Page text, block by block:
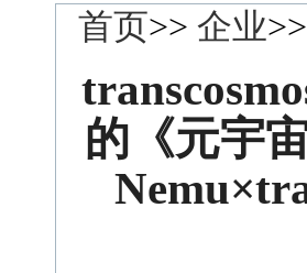
首页>> 企业
的《元宇